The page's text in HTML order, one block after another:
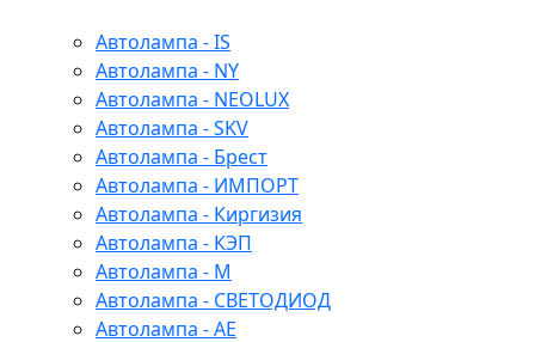
Автолампа - IS
Автолампа - NY
Автолампа - NEOLUX
Автолампа - SKV
Автолампа - Брест
Автолампа - ИМПОРТ
Автолампа - Киргизия
Автолампа - КЭП
Автолампа - М
Автолампа - СВЕТОДИОД
Автолампа - АЕ